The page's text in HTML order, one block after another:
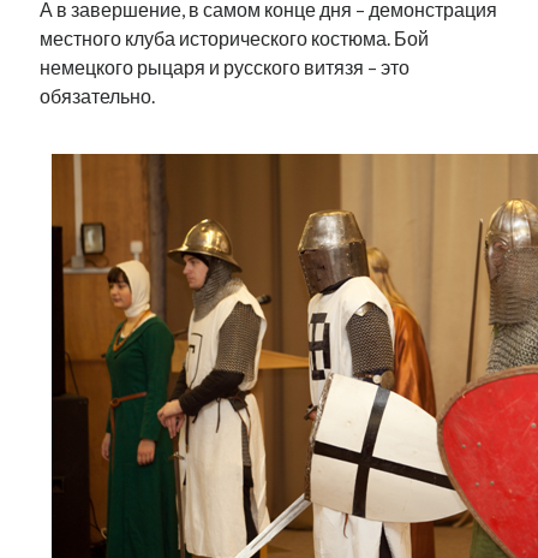
А в завершение, в самом конце дня – демонстрация
местного клуба исторического костюма. Бой
немецкого рыцаря и русского витязя – это
обязательно.